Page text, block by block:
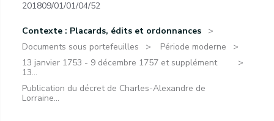
201809/01/01/04/52
Contexte : Placards, édits et ordonnances
Documents sous portefeuilles
Période moderne
13 janvier 1753 - 9 décembre 1757 et supplément
13...
Publication du décret de Charles-Alexandre de
Lorraine...